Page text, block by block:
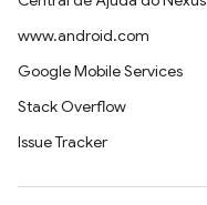
www.android.com
Google Mobile Services
Stack Overflow
Issue Tracker